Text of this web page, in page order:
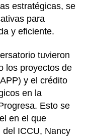
estratégicas, se
para
y eficiente.
tuvieron
los proyectos de
y el crédito
en la
Esto se
en el que
del ICCU, Nancy